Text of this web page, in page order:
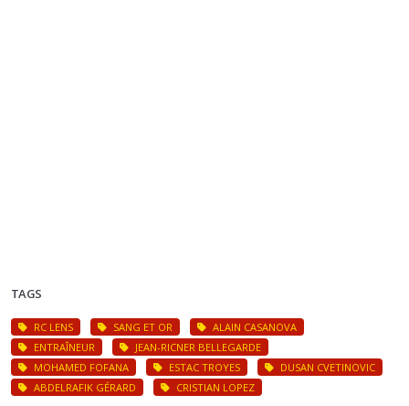
TAGS
RC LENS SANG ET OR
ALAIN CASANOVA
ENTRAÎNEUR
JEAN-RICNER BELLEGARDE
MOHAMED FOFANA
ESTAC TROYES
DUSAN CVETINOVIC
ABDELRAFIK GÉRARD
CRISTIAN LOPEZ